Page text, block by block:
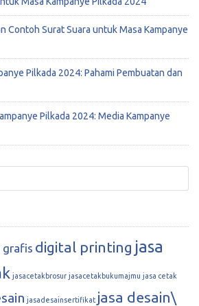
Contoh Surat Suara untuk Masa Kampanye
Pilkada 2024: Pahami Pembuatan dan
Pilkada 2024: Media Kampanye
grafis digital printing jasa
jasacetakbrosur jasacetakbukumajmu jasa cetak
jasadesainsertifikat jasa desain\